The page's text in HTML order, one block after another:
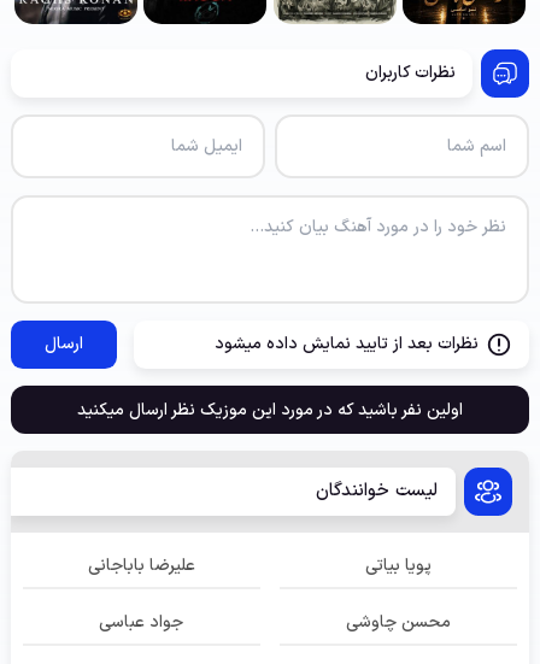
نظرات کاربران
نظرات بعد از تایید نمایش داده میشود ارسال
اولین نفر باشید که در مورد این موزیک نظر ارسال میکنید
لیست خوانندگان
پویا بیاتی علیرضا باباجانی
محسن چاوشی جواد عباسی